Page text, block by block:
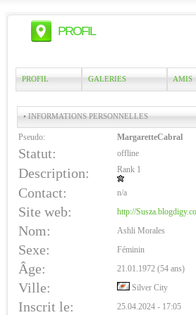
PROFIL
PROFIL GALERIES AMIS
• INFORMATIONS PERSONNELLES
Pseudo: MargaretteCabral
Statut: offline
Description: Rank 1
Contact: n/a
Site web: http://
Nom: Ashli Morales
Sexe: Féminin
Âge: 21.01.1972 (54 ans)
Ville: Silver City
Inscrit le: 25.04.2024 - 17:05